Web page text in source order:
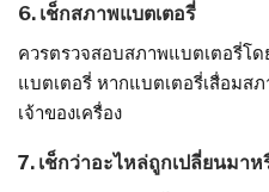
6. เช็กสภาพแบตเตอรี่
ควรตรวจสอบสภาพแบตเตอรี่โ
แบตเตอรี่ หากแบตเตอรี่เสื่อมส
เจ้าของเครื่อง
7. เช็กว่าอะไหล่ถูกเปลี่ยนมาห